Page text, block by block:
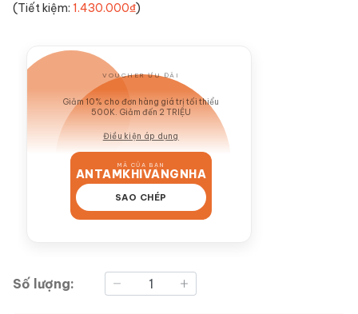
(Tiết kiệm: 1.430.000₫)
VOUCHER ƯU ĐÃI
Giảm 10% cho đơn hàng giá trị tối thiểu
500K. Giảm đến 2 TRIỆU
Điều kiện áp dụng
MÃ CỦA BẠN
ANTAMKHIVANGNHA
SAO CHÉP
Số lượng: